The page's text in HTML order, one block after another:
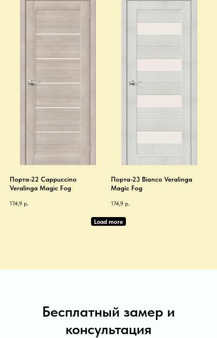
Порта-22 Cappuccino
Veralinga Magic Fog
174,9 р.
Порта-23 Bianco Veralinga
Magic Fog
174,9 р.
Load more
Бесплатный замер и
консультация